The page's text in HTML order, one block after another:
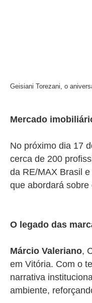
Geisiani Torezani, o
Mercado
No próximo dia 17
cerca de 200
da RE/MAX Brasil
que abordará
O legado das
Márcio Valeriano,
em Vitória. Com o
narrativa
ambiente,